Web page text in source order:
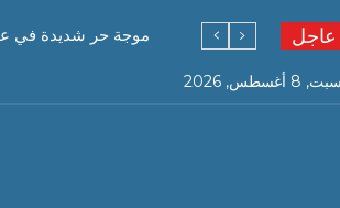
عاجل موجة حر شديدة في
8 أغسطس, 2026